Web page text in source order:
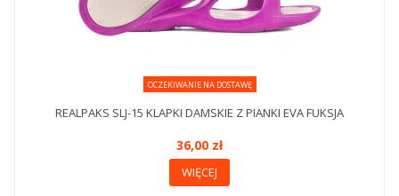
OCZEKIWANIE NA DOSTAWĘ
REALPAKS SLJ-15 KLAPKI DAMSKIE Z PIANKI EVA FUKSJA
36,00 zł
WIĘCEJ